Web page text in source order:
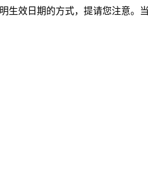
生效日期的方式，提请您注意。